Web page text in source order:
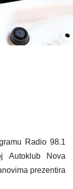
Radio 98.1
Autoklub Nova
prezentira